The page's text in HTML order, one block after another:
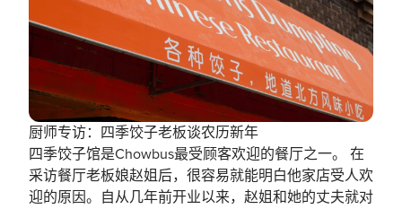
厨师专访：四季饺子老板谈农历新年
四季饺子馆是Chowbus最受顾客欢迎的餐厅之一。 在
采访餐厅老板娘赵姐后，很容易就能明白他家店受人欢
迎的原因。自从几年前开业以来，赵姐和她的丈夫就对